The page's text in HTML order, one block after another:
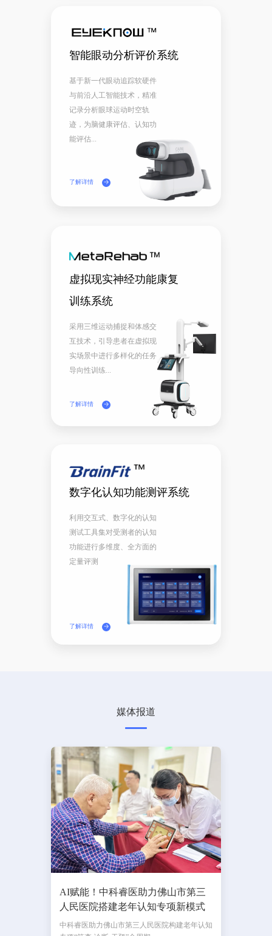
智能眼动分析评价系统
基于新一代眼动追踪软硬件
与前沿人工智能技术，精准
记录分析眼球运动时空轨
迹，为脑健康评估、认知功
能评估...
了解详情
虚拟现实神经功能康复
训练系统
采用三维运动捕捉和体感交
互技术，引导患者在虚拟现
实场景中进行多样化的任务
导向性训练...
了解详情
数字化认知功能测评系统
利用交互式、数字化的认知
测试工具集对受测者的认知
功能进行多维度、全方面的
定量评测
了解详情
媒体报道
AI赋能！中科睿医助力佛山市第三
人民医院搭建老年认知专项新模式
中科睿医助力佛山市第三人民医院构建老年认知